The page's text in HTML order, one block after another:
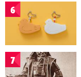
6
7